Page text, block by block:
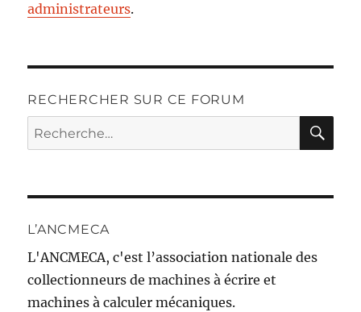
administrateurs.
RECHERCHER SUR CE FORUM
Recherche
pour :
L’ANCMECA
L'ANCMECA, c'est l’association nationale des
collectionneurs de machines à écrire et
machines à calculer mécaniques.